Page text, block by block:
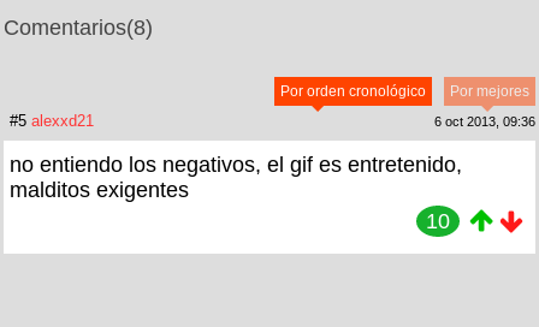
Comentarios(8)
Por mejores
Por orden cronológico
#5 alexxd21 6 oct 2013, 09:36
no entiendo los negativos, el gif es entretenido,
malditos exigentes
10